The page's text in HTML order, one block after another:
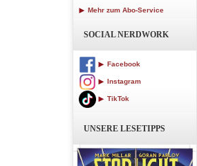
Mehr zum Abo-Service
SOCIAL NERDWORK
Facebook
Instagram
TikTok
UNSERE LESETIPPS